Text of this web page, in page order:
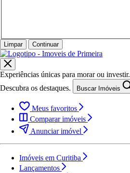
Limpar Continuar
Experiências únicas para morar ou investir.
Descubra os destaques.
Buscar Imóveis
Meus favoritos
Comparar imóveis
Anunciar imóvel
Imóveis em Curitiba
Lançamentos